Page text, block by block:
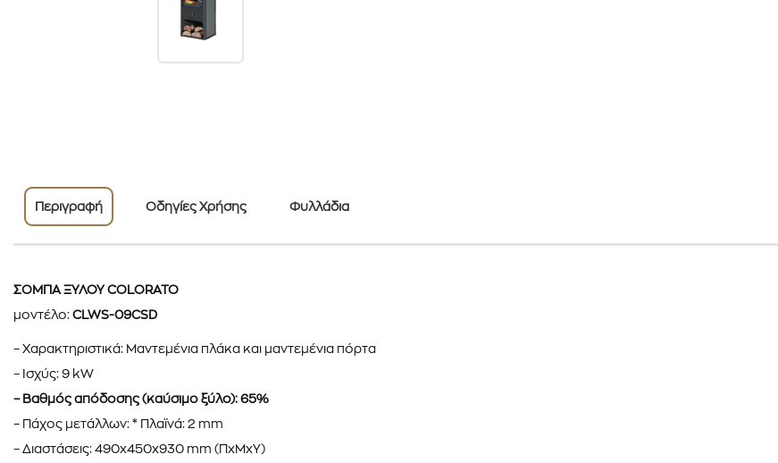
Περιγραφή Οδηγίες Χρήσης Φυλλάδια
ΣΟΜΠΑ ΞΥΛΟΥ COLORATO
μοντέλο: CLWS-09CSD
– Χαρακτηριστικά: Μαντεμένια πλάκα και μαντεμένια πόρτα
– Ισχύς: 9 kW
– Βαθμός απόδοσης (καύσιμο ξύλο): 65%
– Πάχος μετάλλων: * Πλαϊνά: 2 mm
– Διαστάσεις: 490x450x930 mm (ΠxΜxΥ)